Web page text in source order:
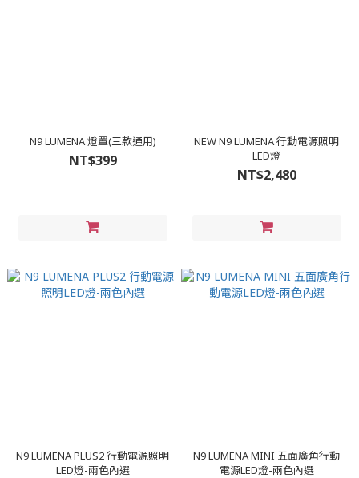
N9 LUMENA 燈罩(三款通用)
NT$399
NEW N9 LUMENA 行動電源照明
LED燈
NT$2,480
N9 LUMENA PLUS2 行動電源照明
LED燈-兩色內選
N9 LUMENA MINI 五面廣角行動
電源LED燈-兩色內選